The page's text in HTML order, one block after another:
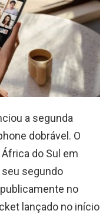
a segunda
dobrável. O
do Sul em
seu segundo
no
lançado no início